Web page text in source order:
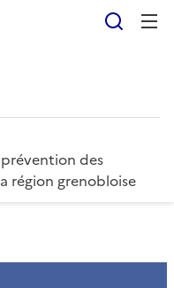
des
région grenobloise